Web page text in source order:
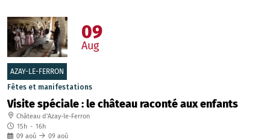
AZAY-LE-FERRON
Fêtes et manifestations
Visite spéciale : le château raconté aux enfants
Château d'Azay-le-Ferron
15h - 16h
09 aoû 09 aoû
09
Aug